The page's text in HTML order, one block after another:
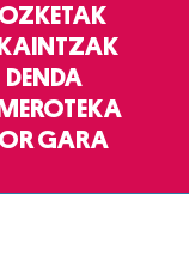
DENDA
GARA